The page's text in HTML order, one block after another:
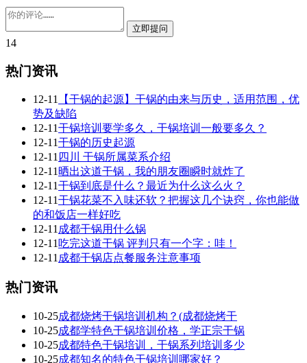
14
热门资讯
12-11
【干锅的起源】干锅的由来与历史，适用范围，优
势及缺陷
12-11干锅培训要学多久，干锅培训一般要多久？
12-11干锅的历史起源
12-11 四川 干锅所属菜系介绍
12-11 晒出这道干锅，我的朋友圈瞬时就炸了
12-11干锅到底是什么？最近为什么这么火？
12-11干锅花菜不入味还软？把握这几个诀窍，你也能做
的和饭店一样好吃
12-11 成都干锅用什么锅
12-11 吃完这道干锅 评判只有一个字：哇！
12-11 成都干锅店点餐服务注意事项
热门资讯
10-25成都烧烤干锅培训机构？(成都烧烤干
10-25成都学特色干锅培训价格，学正宗干锅
10-25成都特色干锅培训，干锅系列培训多少
10-25成都知名的特色干锅培训哪家好？